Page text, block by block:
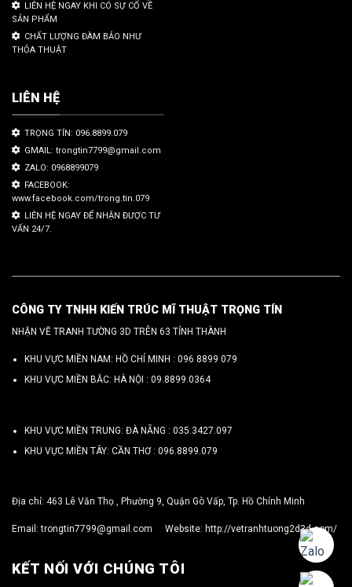
LIÊN HỆ NGAY KHI CÓ SỰ CỐ VỀ
SẢN PHẨM
CHẤT LƯỢNG ĐÀM BẢO NHƯ
THỎA THUẬT
LIÊN HỆ
TRỌNG TÍN: 096.8899.079
GMAIL: trongtin7799@gmail.com
ZALO: 0968899079
FACEBOOK:
www.facebook.com/trong.tin.079
LIÊN HỆ NGAY ĐỂ NHẬN ĐƯỢC TƯ
VẤN 24/7.
CÔNG TY TNHH KIẾN TRÚC MĨ THUẬT TRỌNG TÍN
NHẬN VẼ TRANH TƯỜNG 3D TRÊN 63 TỈNH THÀNH
KHU VỰC MIỀN NAM: HỒ CHÍ MINH : 096 8899 079
KHU VỰC MIỀN BẮC: HÀ NỘI : 09.8899.0364
KHU VỰC MIỀN TRUNG: ĐÀ NẴNG : 035.3427.097
KHU VỰC MIỀN TÂY: CẦN THƠ : 096.8899.079
Địa chỉ: 463 Lê Văn Thọ , Phường 9, Quận Gò Vấp, Tp. Hồ Chính Minh
Email:trongtin7799@gmail.com Website: http://vetranhtuong2d3d.com/
KẾT NỐI VỚI CHÚNG TÔI